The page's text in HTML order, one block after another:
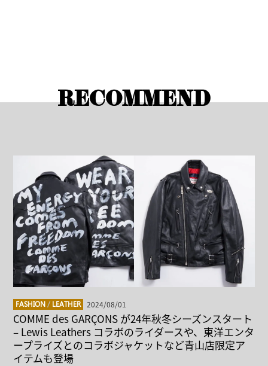
RECOMMEND
FASHION / LEATHER 2024/08/01
COMME des GARÇONS が24年秋冬シーズンスタート
– Lewis Leathers コラボのライダースや、東洋エンタ
ープライズとのコラボジャケットなど青山店限定ア
イテムも登場